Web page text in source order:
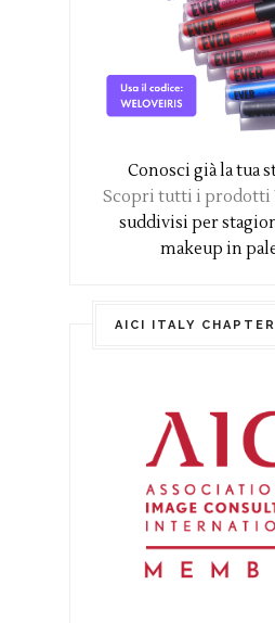
Conosci già la tua
Scopri tutti i prodotti
suddivisi per
makeup in
AICI ITALY